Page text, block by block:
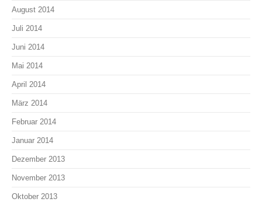
August 2014
Juli 2014
Juni 2014
Mai 2014
April 2014
März 2014
Februar 2014
Januar 2014
Dezember 2013
November 2013
Oktober 2013